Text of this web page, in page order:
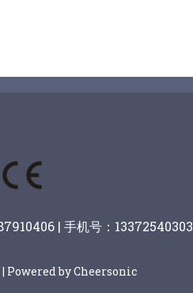
| 手机号：13372540303
| Powered by Cheersonic